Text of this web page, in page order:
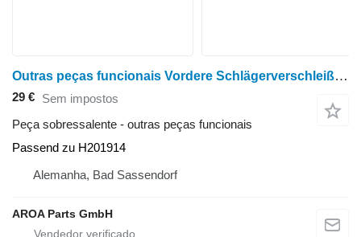
Outras peças funcionais Vordere Schlägerverschleißplatte Passend para John Deere 9560STS, 9570STS, 9650STS, 9660STS, 9670STS, 9750STS, 9760STS, 9
29 € Sem impostos
Peça sobressalente - outras peças funcionais
Passend zu H201914
Alemanha, Bad Sassendorf
AROA Parts GmbH